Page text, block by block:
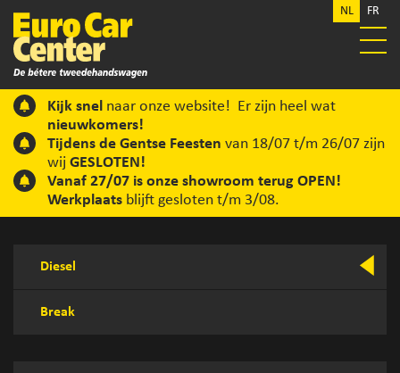
NL FR
Kijk snel naar onze website! Er zijn heel wat
nieuwkomers!
Tijdens de Gentse Feesten van 18/07 t/m 26/07 zijn
wij GESLOTEN!
Vanaf 27/07 is onze showroom terug OPEN!
Werkplaatsblijft gesloten t/m 3/08.
Diesel
Break